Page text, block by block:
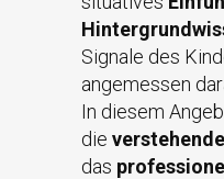
Signale des
angemessen
In diesem
die
das